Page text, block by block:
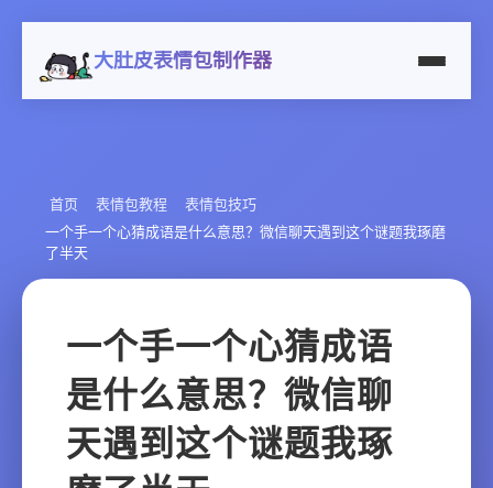
大肚皮表情包制作器
首页 表情包教程
表情包技巧
一个手一个心猜成语是什么意思？微信聊天遇到这个谜题我琢磨
了半天
一个手一个心猜成语
是什么意思？微信聊
天遇到这个谜题我琢